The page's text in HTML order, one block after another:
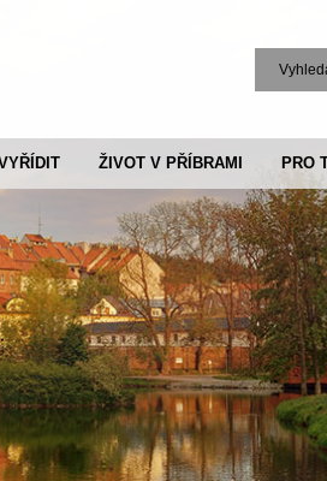
ŽIVOT V PŘÍBRAMI PRO